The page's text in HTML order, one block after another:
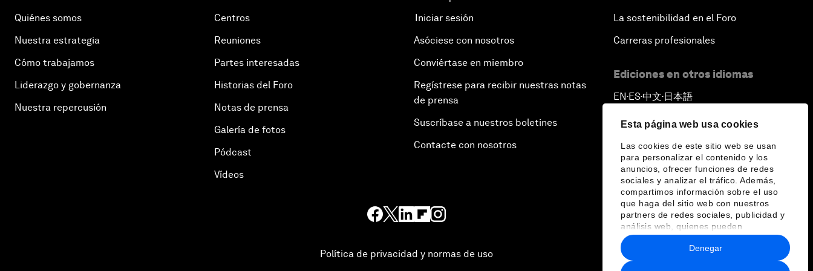
Esta página web usa cookies
Las cookies de este sitio web se usan
para personalizar el contenido y los
anuncios, ofrecer funciones de redes
sociales y analizar el tráfico. Además,
compartimos información sobre el uso
que haga del sitio web con nuestros
partners de redes sociales, publicidad y
análisis web, quienes pueden
combinarla con otra información que les
haya proporcionado o que hayan
recopilado a partir del uso que haya
Denegar
Quiénes somos
Nuestra estrategia
Cómo trabajamos
Liderazgo y gobernanza
Nuestra repercusión
Centros
Reuniones
Partes interesadas
Historias del Foro
Notas de prensa
Galería de fotos
Pódcast
Vídeos
Iniciar sesión
Asóciese con nosotros
Conviértase en miembro
Regístrese para recibir nuestras notas
de prensa
Suscríbase a nuestros boletines
Contacte con nosotros
La sostenibilidad en el Foro
Carreras profesionales
Ediciones en otros idiomas
EN ▪ ES▪中文▪ 日本語
Política de privacidad y normas de uso